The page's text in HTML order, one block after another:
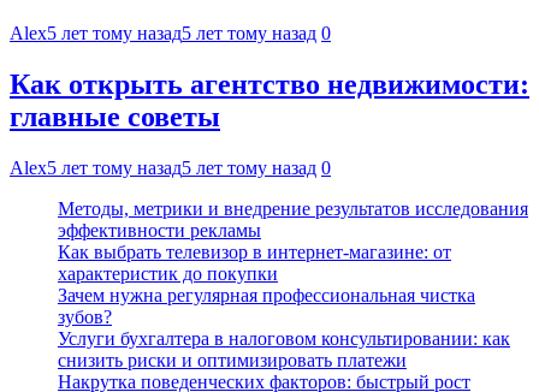
Alex5 лет тому назад5 лет тому назад 0
Как открыть агентство недвижимости:
главные советы
Alex5 лет тому назад5 лет тому назад 0
Методы, метрики и внедрение результатов исследования
эффективности рекламы
Как выбрать телевизор в интернет-магазине: от
характеристик до покупки
Зачем нужна регулярная профессиональная чистка
зубов?
Услуги бухгалтера в налоговом консультировании: как
снизить риски и оптимизировать платежи
Накрутка поведенческих факторов: быстрый рост